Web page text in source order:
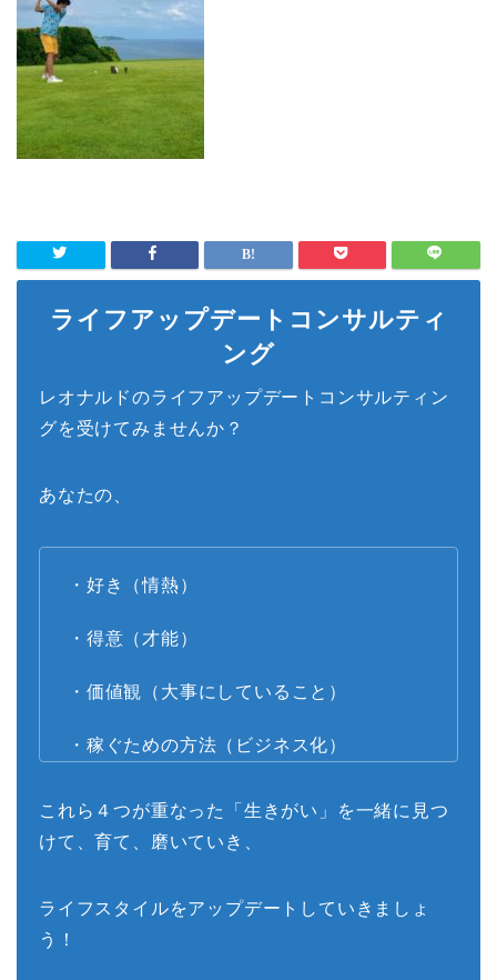
ライフアップデートコンサルティ
ング
レオナルドのライフアップデートコンサルティン
グを受けてみませんか？
あなたの、
・好き（情熱）
・得意（才能）
・価値観（大事にしていること）
・稼ぐための方法（ビジネス化）
これら４つが重なった「生きがい」を一緒に見つ
けて、育て、磨いていき、
ライフスタイルをアップデートしていきましょ
う！